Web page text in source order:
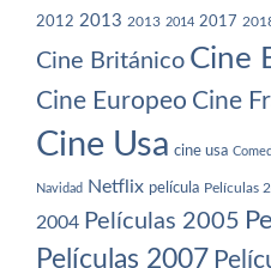
2012 2013 2013 2014 2017
Cine Británico Cine
Cine Europeo Cine
Cine Usa cine usa
Navidad Netflix película Películas
2004 Películas 2005
Películas 2007